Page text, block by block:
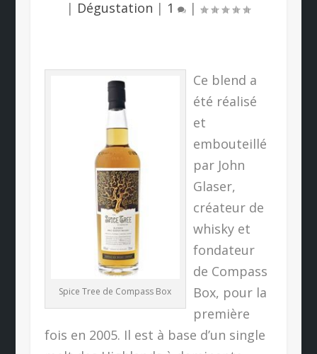
| Dégustation | 1 |
Spice Tree de Compass Box
Ce blend a
été réalisé
et
embouteillé
par John
Glaser,
créateur de
whisky et
fondateur
de Compass
Box, pour la
première
fois en 2005. Il est à base d’un single